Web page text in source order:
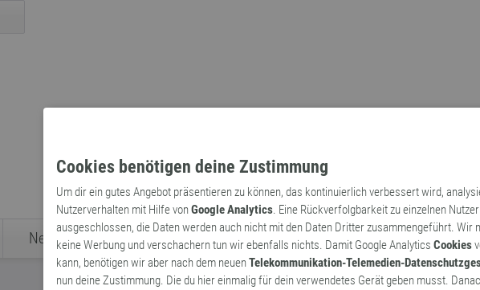
Cookies benötigen deine Zustimmung
Um dir ein gutes Angebot präsentieren zu können, das kontinuierlich verbessert wird,
Nutzerverhalten mit Hilfe vonGoogle Analytics. Eine Rückverfolgbarkeit zu einzelnen
ausgeschlossen, die Daten werden auch nicht mit den Daten Dritter zusammengeführt. Wir
keine Werbung und verschachern tun wir ebenfalls nichts. Damit Google Analytics Cookies
kann, benötigen wir aber nach dem neuenTelekommunikation-Telemedien-
nun deine Zustimmung. Die du hier einmalig für dein verwendetes Gerät geben musst.
Neologismen Archaismen Markennamen